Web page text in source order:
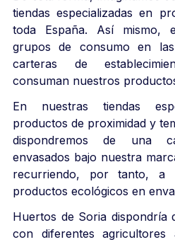
tiendas especializadas en
toda España. Así mismo,
grupos de consumo en
carteras de
consuman nuestros
En nuestras tiendas
productos de proximidad y
dispondremos de una
envasados bajo nuestra
recurriendo, por tanto, a
productos ecológicos en
Huertos de Soria dispondría
con diferentes